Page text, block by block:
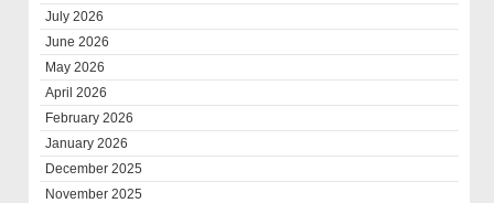
July 2026
June 2026
May 2026
April 2026
February 2026
January 2026
December 2025
November 2025